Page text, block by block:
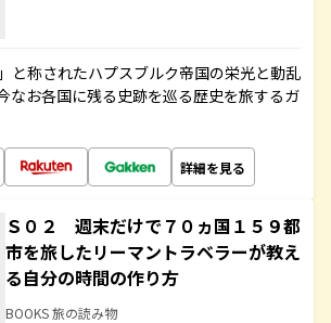
と称されたハプスブルク帝国の栄光と動乱
なお各国に残る史跡を巡る歴史を旅するガ
詳細を見る
Ｓ０２ 週末だけで７０ヵ国１５９都
市を旅したリーマントラベラーが教え
る自分の時間の作り方
BOOKS 旅の読み物